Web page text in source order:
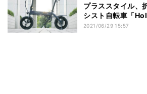
プラススタイル、
シスト自転車「
2021/06/29 15:57